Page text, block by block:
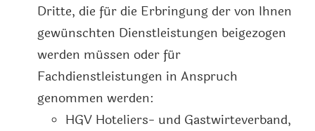
Dritte, die für die Erbringung der von Ihnen
gewünschten Dienstleistungen beigezogen
werden müssen oder für
Fachdienstleistungen in Anspruch
genommen werden:
HGV Hoteliers- und Gastwirteverband,